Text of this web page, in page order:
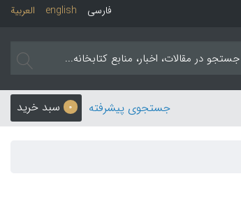
العربیة english فارسی
0 سبد خرید جستجوی پیشرفته